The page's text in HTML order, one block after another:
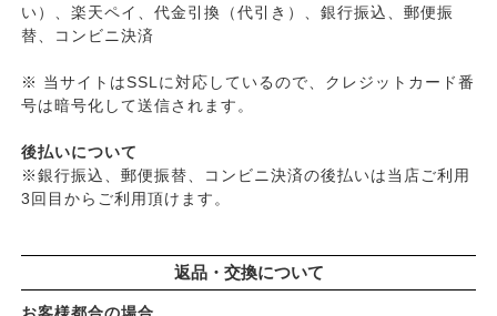
い）、楽天ペイ、代金引換（代引き）、銀行振込、郵便振
替、コンビニ決済
※ 当サイトはSSLに対応しているので、クレジットカード番
号は暗号化して送信されます。
後払いについて
※銀行振込、郵便振替、コンビニ決済の後払いは当店ご利用
3回目からご利用頂けます。
返品・交換について